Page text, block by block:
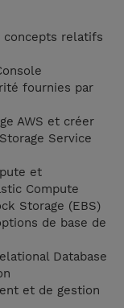
concepts relatifs
fournies par
AWS et créer
Service
et
Compute
Storage (EBS)
de base de
Database
et de gestion